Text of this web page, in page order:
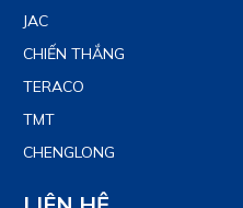
JAC
CHIẾN THẮNG
TERACO
TMT
CHENGLONG